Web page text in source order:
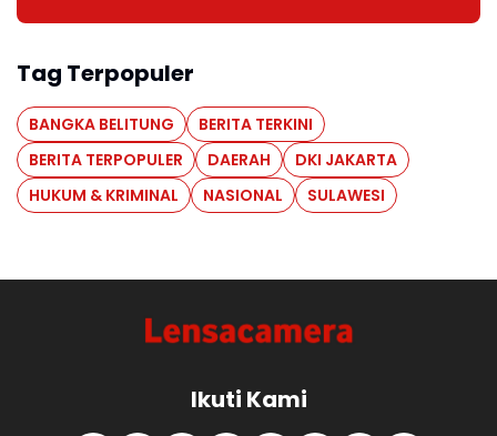
Tag Terpopuler
BANGKA BELITUNG
BERITA TERKINI
BERITA TERPOPULER
DAERAH
DKI JAKARTA
HUKUM & KRIMINAL
NASIONAL SULAWESI
Ikuti Kami